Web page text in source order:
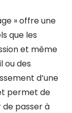
» offre une
que les
et même
ou des
d’une
permet de
passer à